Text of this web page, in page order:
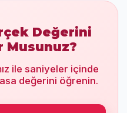
Değerini
Musunuz?
ile saniyeler içinde
değerini öğrenin.